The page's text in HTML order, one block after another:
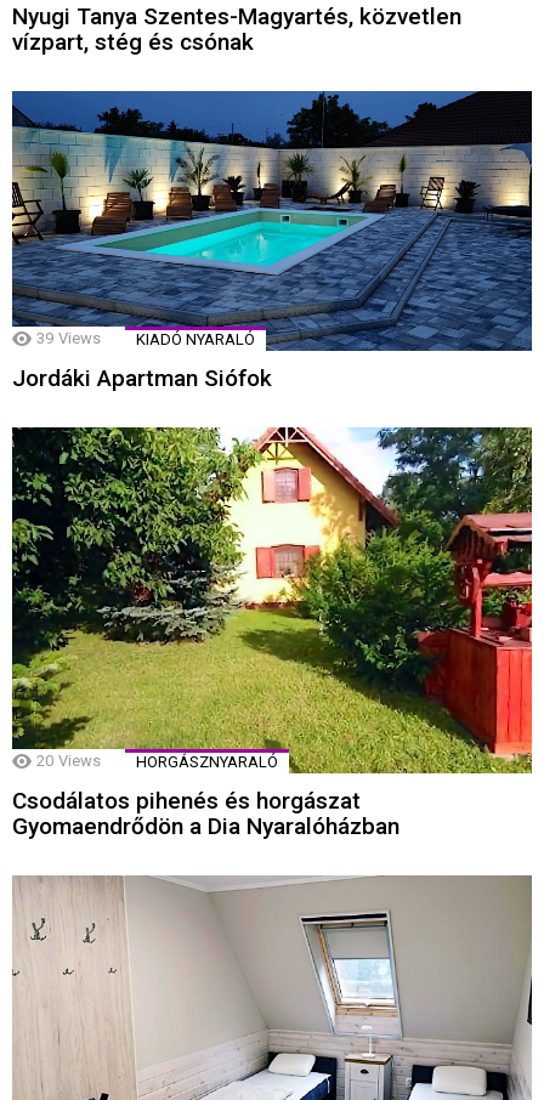
Nyugi Tanya Szentes-Magyartés, közvetlen
vízpart, stég és csónak
39 Views KIADÓ NYARALÓ
Jordáki Apartman Siófok
20 Views HORGÁSZNYARALÓ
Csodálatos pihenés és horgászat
Gyomaendrődön a Dia Nyaralóházban